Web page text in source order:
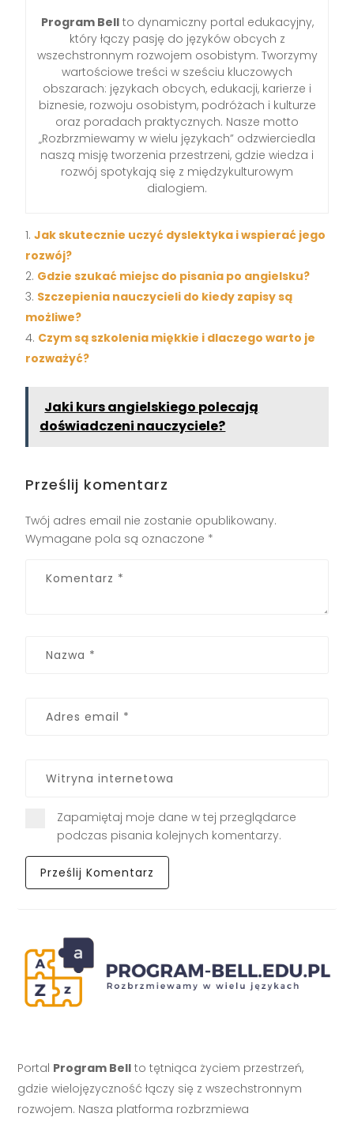
Program Bellto dynamiczny portal edukacyjny,
który łączy pasję do języków obcych z
wszechstronnym rozwojem osobistym. Tworzymy
wartościowe treści w sześciu kluczowych
obszarach: językach obcych, edukacji, karierze i
biznesie, rozwoju osobistym, podróżach i kulturze
oraz poradach praktycznych. Nasze motto
„Rozbrzmiewamy w wielu językach” odzwierciedla
naszą misję tworzenia przestrzeni, gdzie wiedza i
rozwój spotykają się z międzykulturowym
dialogiem.
Jak skutecznie uczyć dyslektyka i wspierać jego
rozwój?
Gdzie szukać miejsc do pisania po angielsku?
Szczepienia nauczycieli do kiedy zapisy są
możliwe?
Czym są szkolenia miękkie i dlaczego warto je
rozważyć?
Jaki kurs angielskiego polecają
doświadczeni nauczyciele?
Prześlij komentarz
Twój adres email nie zostanie opublikowany.
Wymagane pola są oznaczone *
Zapamiętaj moje dane w tej przeglądarce
podczas pisania kolejnych komentarzy.
Portal Program Bell to tętniąca życiem przestrzeń,
gdzie wielojęzyczność łączy się z wszechstronnym
rozwojem. Nasza platforma rozbrzmiewa